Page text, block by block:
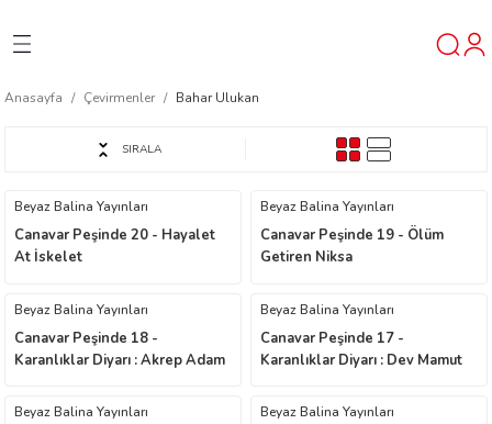
Anasayfa Çevirmenler Bahar Ulukan
SIRALA
Beyaz Balina Yayınları
Canavar Peşinde 20 - Hayalet
At İskelet
Beyaz Balina Yayınları
Canavar Peşinde 19 - Ölüm
Getiren Niksa
Beyaz Balina Yayınları
Canavar Peşinde 18 -
Karanlıklar Diyarı : Akrep Adam
Beyaz Balina Yayınları
Canavar Peşinde 17 -
Karanlıklar Diyarı : Dev Mamut
Beyaz Balina Yayınları Beyaz Balina Yayınları